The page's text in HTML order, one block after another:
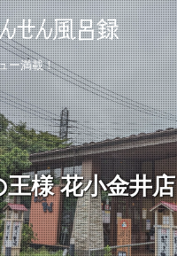
ー満載！
様 花小金井店